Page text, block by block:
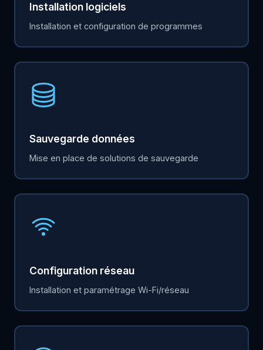
Installation logiciels
Installation et configuration de programmes
Sauvegarde données
Mise en place de solutions de sauvegarde
Configuration réseau
Installation et paramétrage Wi-Fi/réseau